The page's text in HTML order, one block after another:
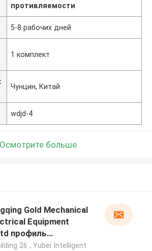
противляемости
5-8 рабочих дней
1 комплект
Чунцин, Китай
wdjd-4
Осмотрите больше
Gold Mechanical
Equipment
профиль
26 , Yubei Intelligent